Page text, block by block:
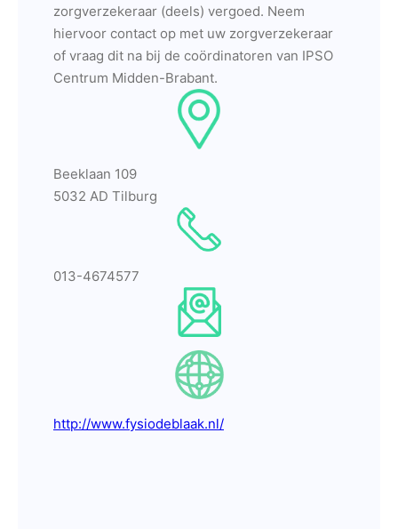
zorgverzekeraar (deels) vergoed. Neem
hiervoor contact op met uw zorgverzekeraar
of vraag dit na bij de coördinatoren van IPSO
Centrum Midden-Brabant.
Beeklaan 109
5032 AD Tilburg
013-4674577
http://www.fysiodeblaak.nl/